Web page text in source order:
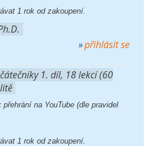
1 rok od zakoupení.
přihlásit se
1. díl, 18 lekcí (60
na YouTube (dle pravidel
1 rok od zakoupení.